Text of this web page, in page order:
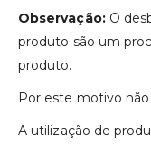
Observação:O
produto são um
produto.
Por este motivo
A utilização de